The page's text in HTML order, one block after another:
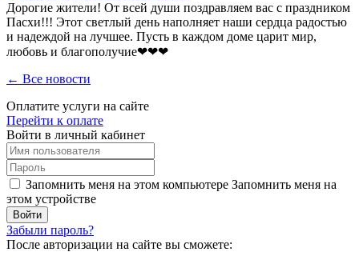
Дорогие жители! От всей души поздравляем вас с праздником
Пасхи!!! Этот светлый день наполняет наши сердца радостью
и надеждой на лучшее. Пусть в каждом доме царит мир,
любовь и благополучие❤❤❤
← Все новости
Оплатите услуги на сайте
Перейти к оплате
Войти в личный кабинет
Запомнить меня на этом компьютере Запомнить меня на
этом устройстве
Забыли пароль?
После авторизации на сайте вы сможете: